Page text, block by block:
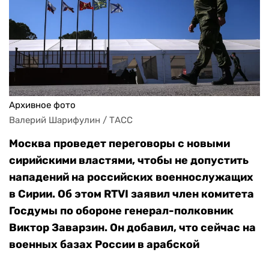
Архивное фото
Валерий Шарифулин / ТАСС
Москва проведет переговоры с новыми
сирийскими властями, чтобы не допустить
нападений на российских военнослужащих
в Сирии. Об этом RTVI заявил член комитета
Госдумы по обороне генерал-полковник
Виктор Заварзин. Он добавил, что сейчас на
военных базах России в арабской